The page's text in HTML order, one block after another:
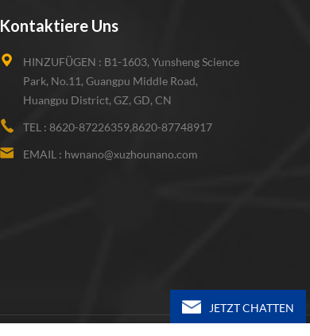
Kontaktiere Uns
HINZUFÜGEN : B1-1603, Yunsheng Science
Park, No.11, Guangpu Middle Road,
Huangpu District, GZ, GD, CN
TEL : 8620-87226359,8620-87748917
EMAIL : hwnano@xuzhounano.com
JETZT CHATTEN